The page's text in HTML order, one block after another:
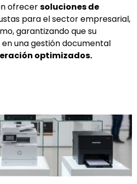
ofrecersoluciones de
para el sector empresarial,
garantizando que su
una gestión documental
optimizados.